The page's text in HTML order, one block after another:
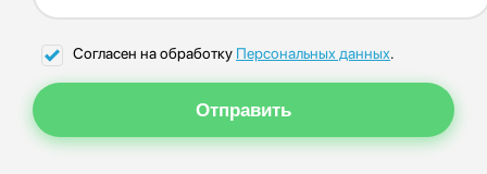
Согласен на обработку Персональных данных.
Отправить